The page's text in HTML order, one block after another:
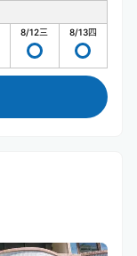
8/12三 8/13四